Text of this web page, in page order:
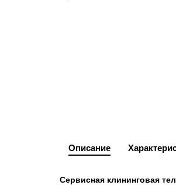
Описание
Сервисная клининговая